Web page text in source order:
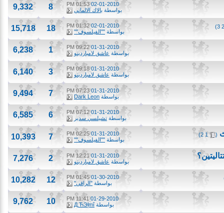
02-01-2010
01:53 PM
بواسطةبالاك الالماني 8
9,332
02-01-2010
01:32 PM
بواسطة""الفيلسوف"" 18
15,718
01-31-2010
09:22 PM
بواسطةعاشق لامباردينو 1
6,238
01-31-2010
09:18 PM
بواسطةعاشق لامباردينو 3
6,140
01-31-2010
07:23 PM
بواسطةDark Leon
7
9,494
01-31-2010
07:12 PM
بواسطةتشيلسي سدير 6
6,585
1
2
)
01-31-2010
02:25 PM
بواسطة""الفيلسوف"" 7
10,393
01-31-2010
12:21 PM
بواسطةعاشق لامباردينو 2
7,276
01-30-2010
01:45 PM
بواسطة"الراقي" 12
10,282
01-29-2010
11:41 PM
بواسطةД.ЋЭļmĭ
10
9,762